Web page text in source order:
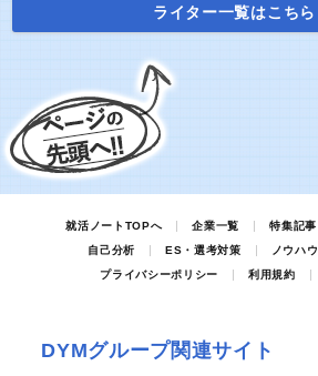
ライター一覧はこちら
就活ノートTOPへ 企業一覧 特集記事
自己分析
ES・選考対策 ノウハウ
プライバシーポリシー
利用規約
DYMグループ関連サイト